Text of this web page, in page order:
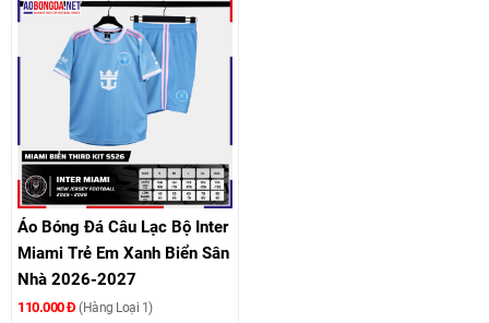
Áo Bóng Đá Câu Lạc Bộ Inter
Miami Trẻ Em Xanh Biển Sân
Nhà 2026-2027
110.000 Đ (Hàng Loại 1)